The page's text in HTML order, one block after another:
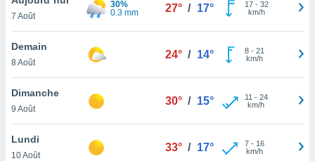
et
»,
au
vous
qu'ils
ou
7 Août
30%
0.3 mm
27° / 17° 17- 32
km/h
Demain
8 Août
24° / 14° 8- 21
km/h
Dimanche
9 Août
30° / 15° 11 - 24
km/h
Lundi
10 Août
33° / 17° 7- 16
km/h